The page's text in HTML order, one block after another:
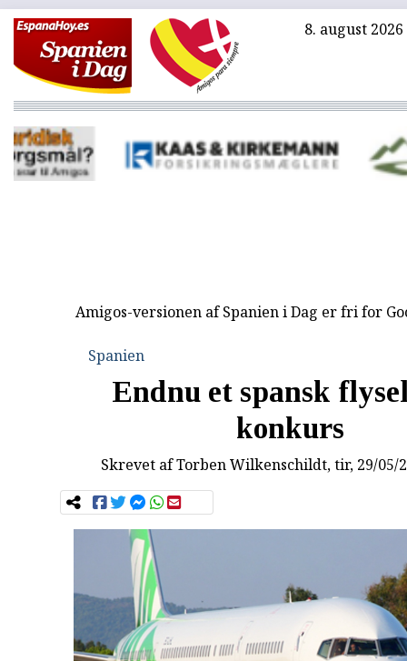
8. august 2026
Amigos-versionen af Spanien i Dag er fri for
Spanien
Endnu et spansk
konkurs
Skrevet afTorben Wilkenschildt, tir, 29/05/